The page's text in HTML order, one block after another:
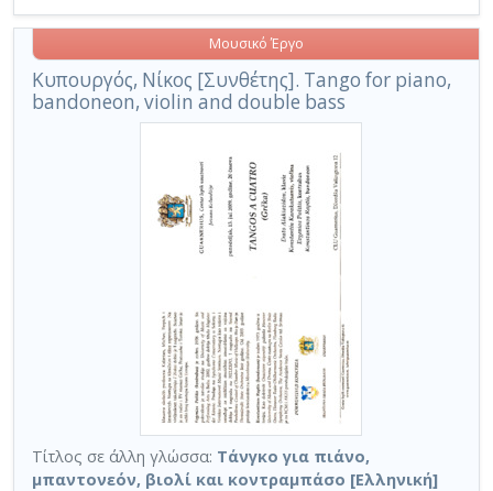
Κυπουργός, Νίκος [Συνθέτης]. Tango for piano,
bandoneon, violin and double bass
Μουσικό Έργο
Τίτλος σε άλλη γλώσσα: Τάνγκο για πιάνο,
μπαντονεόν, βιολί και κοντραμπάσο [Ελληνική]